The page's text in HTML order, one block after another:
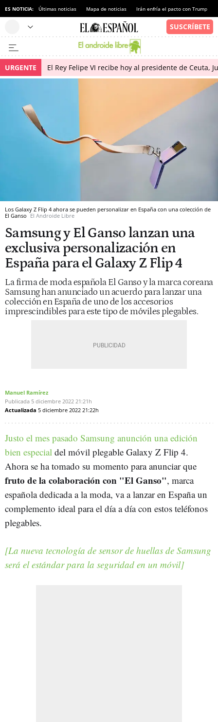
ES NOTICIA: Últimas noticias Mapa de noticias Irán enfría el pacto con Trump
URGENTE El Rey Felipe VI recibe hoy al presidente de Ceuta,
Los Galaxy Z Flip 4 ahora se pueden personalizar en España con una colección de
El Ganso El Androide Libre
Samsung y El Ganso lanzan una
exclusiva personalización en
España para el Galaxy Z Flip 4
La firma de moda española El Ganso y la marca coreana
Samsung han anunciado un acuerdo para lanzar una
colección en España de uno de los accesorios
imprescindibles para este tipo de móviles plegables.
Manuel Ramírez
Publicada 5 diciembre 2022 21:21h
Actualizada 5 diciembre 2022 21:22h
Justo el mes pasado Samsung anunción una edición
bien especial del móvil plegable Galaxy Z Flip 4.
Ahora se ha tomado su momento para anunciar que
fruto de la colaboración con "El Ganso", marca
española dedicada a la moda, va a lanzar en España un
complemento ideal para el día a día con estos teléfonos
plegables.
[La nueva tecnología de sensor de huellas de Samsung
será el estándar para la seguridad en un móvil]